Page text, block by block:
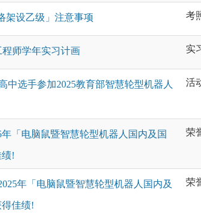
架设乙级」注意事项 考
程师学年实习计画 实
中选手参加2025教育部智慧轮型机器人 活
「电脑鼠暨智慧轮型机器人国内及国
!
荣
年「电脑鼠暨智慧轮型机器人国内及
佳绩!
荣